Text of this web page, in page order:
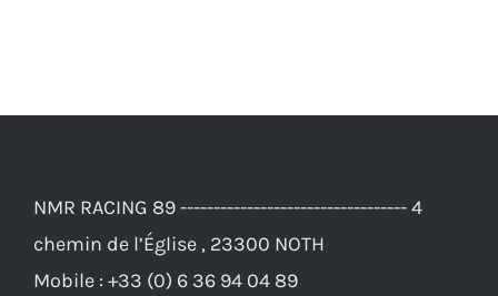
NMR RACING 89 ---------------------------------- 4
chemin de l’Église , 23300 NOTH
Mobile : +33 (0) 6 36 94 04 89